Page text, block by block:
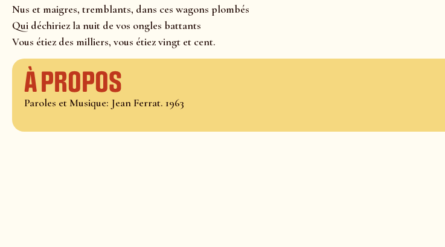
Nus et maigres, tremblants, dans ces wagons plombés
Qui déchiriez la nuit de vos ongles battants
Vous étiez des milliers, vous étiez vingt et cent.
À propos
Paroles et Musique: Jean Ferrat. 1963